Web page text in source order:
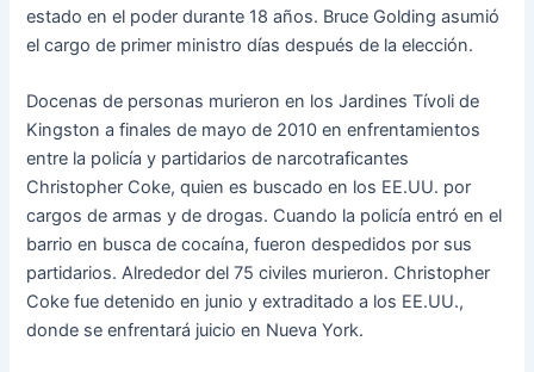
estado en el poder durante 18 años. Bruce Golding asumió
el cargo de primer ministro días después de la elección.
Docenas de personas murieron en los Jardines Tívoli de
Kingston a finales de mayo de 2010 en enfrentamientos
entre la policía y partidarios de narcotraficantes
Christopher Coke, quien es buscado en los EE.UU. por
cargos de armas y de drogas. Cuando la policía entró en el
barrio en busca de cocaína, fueron despedidos por sus
partidarios. Alrededor del 75 civiles murieron. Christopher
Coke fue detenido en junio y extraditado a los EE.UU.,
donde se enfrentará juicio en Nueva York.